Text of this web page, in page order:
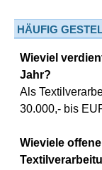
HÄUFIG
Wieviel
Jahr?
Als
30.000,- bis
Wieviele